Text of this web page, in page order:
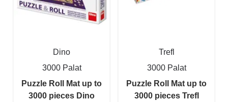
Dino
3000 Palat
Puzzle Roll Mat up to
3000 pieces Dino
Trefl
3000 Palat
Puzzle Roll Mat up to
3000 pieces Trefl